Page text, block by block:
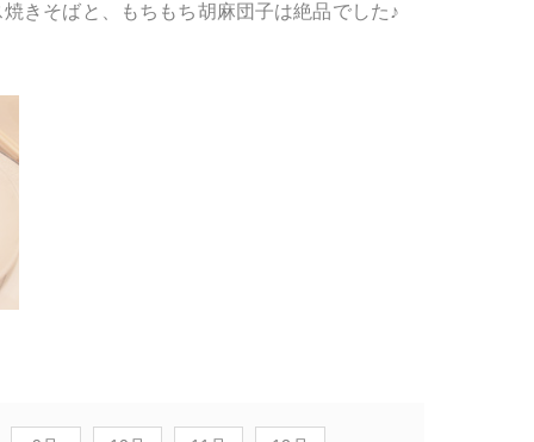
きそばと、もちもち胡麻団子は絶品でした♪